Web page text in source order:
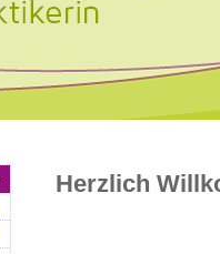
Herzlich